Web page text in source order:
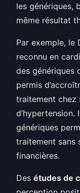
les génériques,
même résultat
Par exemple, le
reconnu en
des génériques
permis
traitement chez
génériques
traitement sans
financières.
Des études de